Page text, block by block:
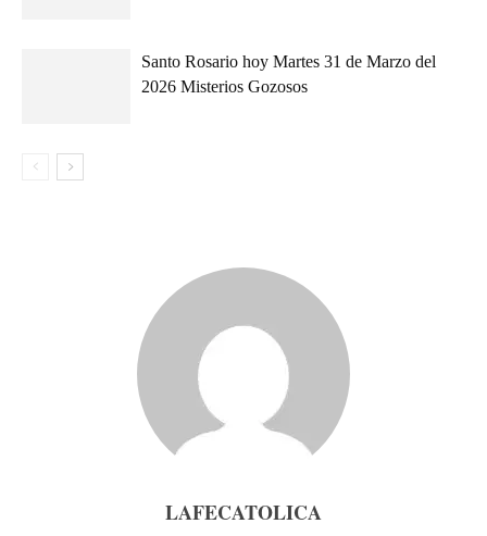
Santo Rosario hoy Martes 31 de Marzo del
2026 Misterios Gozosos
LAFECATOLICA